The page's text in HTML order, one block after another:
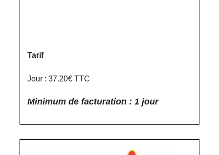
Tarif
Jour : 37.20€ TTC
Minimum de facturation : 1 jour